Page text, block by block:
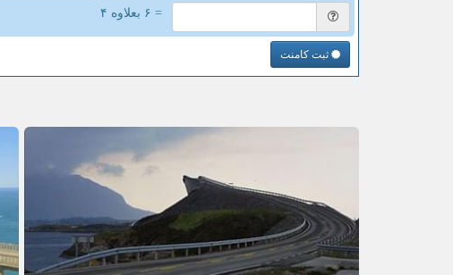
= ۶ بعلاوه ۴
ثبت کامنت